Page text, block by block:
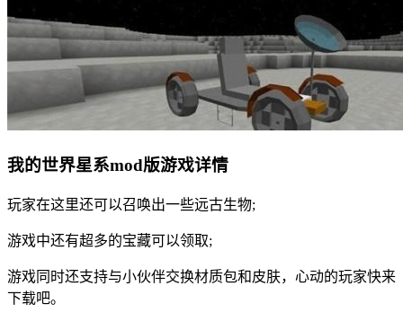
我的世界星系mod版游戏详情
玩家在这里还可以召唤出一些远古生物;
游戏中还有超多的宝藏可以领取;
游戏同时还支持与小伙伴交换材质包和皮肤，心动的玩家快来
下载吧。